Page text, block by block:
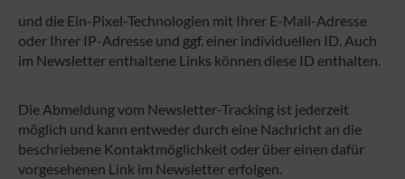
und die Ein-Pixel-Technologien mit Ihrer E-Mail-Adresse
oder Ihrer IP-Adresse und ggf. einer individuellen ID. Auch
im Newsletter enthaltene Links können diese ID enthalten.
Die Abmeldung vom Newsletter-Tracking ist jederzeit
möglich und kann entweder durch eine Nachricht an die
beschriebene Kontaktmöglichkeit oder über einen dafür
vorgesehenen Link im Newsletter erfolgen.